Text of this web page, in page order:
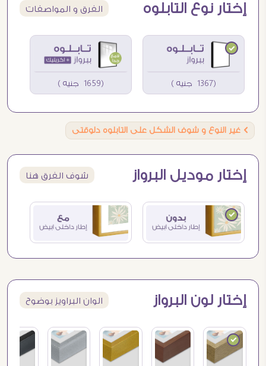
إختار نوع التابلوه الفرق و المواصفات
(1367 جنيه ) (1659 جنيه )
Ö غير النوع و شوف الشكل على التابلوه دلوقتى
إختار موديل البرواز شوف الفرق هنا
إختار لون البرواز الوان البراويز بوضوح